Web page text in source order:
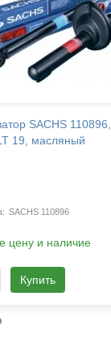
SACHS 110896,
19, масляный
SACHS 110896
цену и наличие
Купить